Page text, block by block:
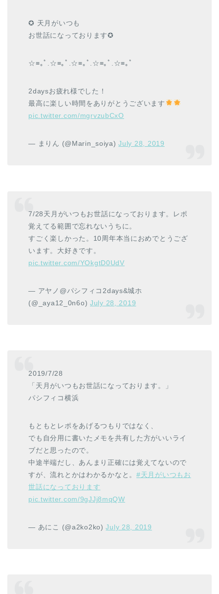
✪ 天月がいつも
お世話になっております✪
☆≡｡ﾟ.☆≡｡ﾟ.☆≡｡ﾟ.☆≡｡ﾟ.☆≡｡ﾟ
2daysお疲れ様でした！
最高に楽しい時間をありがとうございます
pic.twitter.com/mgrvzubCxO
— まりん (@Marin_soiya)July 28, 2019
7/28天月がいつもお世話になっております。レポ
覚えてる範囲で忘れないうちに。
すごく楽しかった。10周年本当におめでとうござ
います。大好きです。
pic.twitter.com/YOkgtD0UdV
— アヤノ@パシフィコ2days&城ホ
(@_aya12_0n6o) July 28, 2019
2019/7/28
「天月がいつもお世話になっております。」
パシフィコ横浜
もともとレポをあげるつもりではなく、
でも自分用に書いたメモを共有した方がいいライ
ブだと思ったので。
中途半端だし、あんまり正確には覚えてないので
すが、流れとかはわかるかなと。 #天月がいつもお
世話になっております
pic.twitter.com/9gJJj8mqQW
— あにこ (@a2ko2ko)July 28, 2019